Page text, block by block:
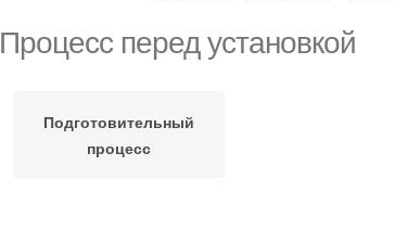
Процесс перед установкой
Подготовительный
процесс